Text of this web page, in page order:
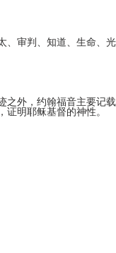
审判、知道、生命、光
之外，约翰福音主要记
证明耶稣基督的神性。